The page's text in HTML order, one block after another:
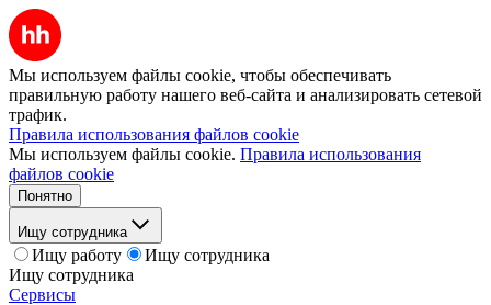
Мы используем файлы cookie, чтобы обеспечивать
правильную работу нашего веб-сайта и анализировать сетевой
трафик.
Правила использования файлов cookie
Мы используем файлы cookie. Правила использования
файлов cookie
Понятно
Ищу сотрудника
Ищу работу
Ищу сотрудника
Ищу сотрудника
Сервисы